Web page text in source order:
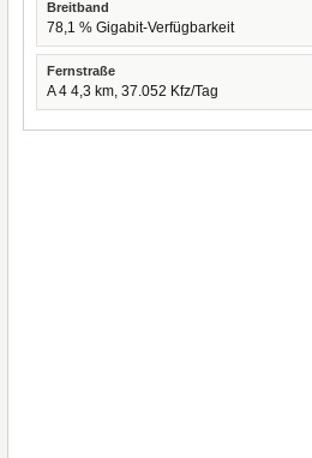
Breitband
78,1 % Gigabit-Verfügbarkeit
Fernstraße
A 4 4,3 km, 37.052 Kfz/Tag